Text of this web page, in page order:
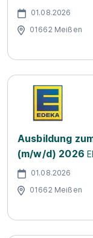
01.08.2026
01662 Meißen
Ausbildung
(m/w/d) 2026
01.08.2026
01662 Meißen